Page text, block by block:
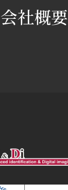
会社概要